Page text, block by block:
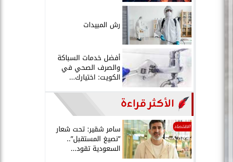
رش المبيدات
أفضل خدمات السباكة
والصرف الصحي في
الكويت: اختيارك...
الأكثر قراءة
الاقتصاد سامر شقير: تحت شعار
”نصيغ المستقبل”..
السعودية تقود...